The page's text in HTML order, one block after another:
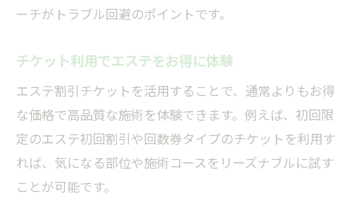
ーチがトラブル回避のポイントです。
チケット利用でエステをお得に体験
エステ割引チケットを活用することで、通常よりもお得
な価格で高品質な施術を体験できます。例えば、初回限
定のエステ初回割引や回数券タイプのチケットを利用す
れば、気になる部位や施術コースをリーズナブルに試す
ことが可能です。